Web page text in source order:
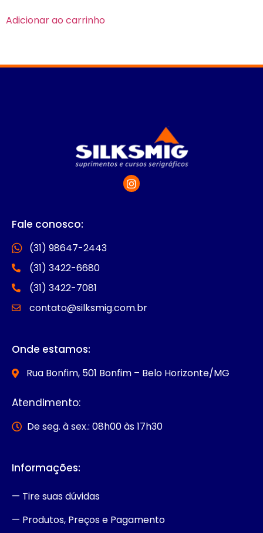
Adicionar ao carrinho
Fale conosco:
(31) 98647-2443
(31) 3422-6680
(31) 3422-7081
contato@silksmig.com.br
Onde estamos:
Rua Bonfim, 501 Bonfim – Belo Horizonte/MG
Atendimento:
De seg. à sex.: 08h00 às 17h30
Informações:
— Tire suas dúvidas
— Produtos, Preços e Pagamento